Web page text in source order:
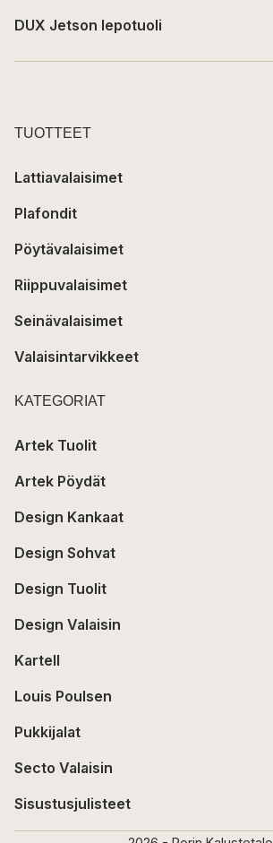
DUX Jetson lepotuoli
TUOTTEET
Lattiavalaisimet
Plafondit
Pöytävalaisimet
Riippuvalaisimet
Seinävalaisimet
Valaisintarvikkeet
KATEGORIAT
Artek Tuolit
Artek Pöydät
Design Kankaat
Design Sohvat
Design Tuolit
Design Valaisin
Kartell
Louis Poulsen
Pukkijalat
Secto Valaisin
Sisustusjulisteet